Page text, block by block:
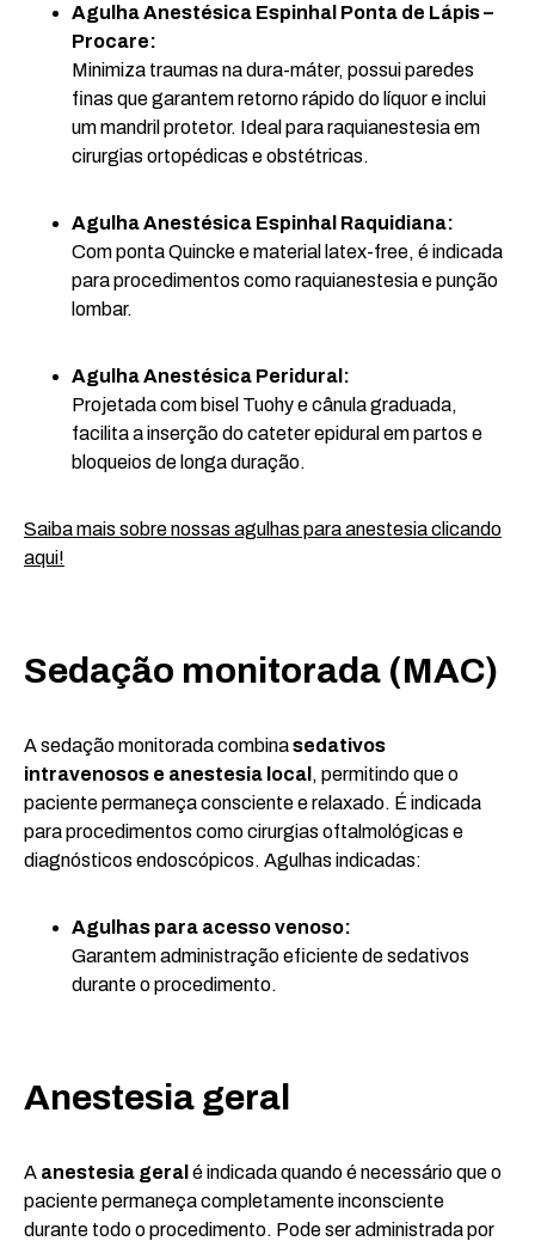
Agulha Anestésica Espinhal Ponta de Lápis –
Procare:
Minimiza traumas na dura-máter, possui paredes
finas que garantem retorno rápido do líquor e inclui
um mandril protetor. Ideal para raquianestesia em
cirurgias ortopédicas e obstétricas.
Agulha Anestésica Espinhal Raquidiana:
Com ponta Quincke e material latex-free, é indicada
para procedimentos como raquianestesia e punção
lombar.
Agulha Anestésica Peridural:
Projetada com bisel Tuohy e cânula graduada,
facilita a inserção do cateter epidural em partos e
bloqueios de longa duração.
Saiba mais sobre nossas agulhas para anestesia clicando
aqui!
Sedação monitorada (MAC)
A sedação monitorada combinasedativos
intravenosos e anestesia local , permitindo que o
paciente permaneça consciente e relaxado. É indicada
para procedimentos como cirurgias oftalmológicas e
diagnósticos endoscópicos. Agulhas indicadas:
Agulhas para acesso venoso:
Garantem administração eficiente de sedativos
durante o procedimento.
Anestesia geral
A anestesia geral é indicada quando é necessário que o
paciente permaneça completamente inconsciente
durante todo o procedimento. Pode ser administrada por